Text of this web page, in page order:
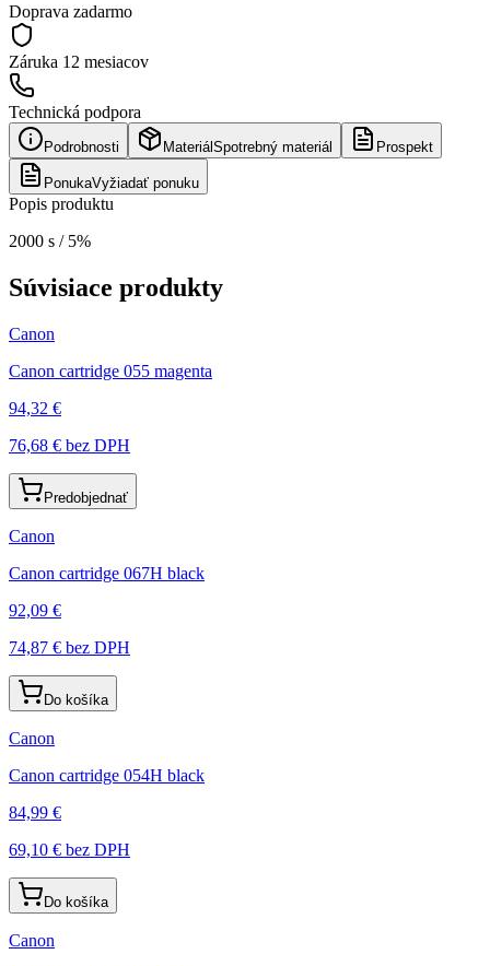
Doprava zadarmo
Záruka 12 mesiacov
Technická podpora
Podrobnosti Materiál Spotrebný materiál Prospekt
PonukaVyžiadať ponuku
Popis produktu
2000 s / 5%
Súvisiace produkty
Canon
Canon cartridge 055 magenta
94,32 €
76,68 € bez DPH
Predobjednať
Canon
Canon cartridge 067H black
92,09 €
74,87 € bez DPH
Do košíka
Canon
Canon cartridge 054H black
84,99 €
69,10 € bez DPH
Do košíka
Canon